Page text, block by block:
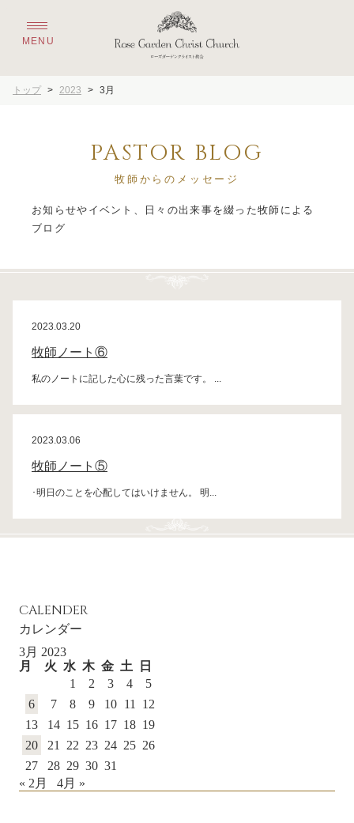
トップ > 2023 > 3月
PASTOR BLOG
牧師からのメッセージ
お知らせやイベント、日々の出来事を綴った牧師による
2023.03.20
牧師ノート⑥
私のノートに記した心に残った言葉です。 ...
2023.03.06
牧師ノート⑤
･明日のことを心配してはいけません。 明...
CALENDER
カレンダー
3月 2023
月
火 水 木 金 土
日
1
2 3 4
5
6
7 8 9 10 11
12
13
14 15 16 17 18 19
20
21 22 23 24 25 26
27
28 29 30 31
« 2月
4月 »